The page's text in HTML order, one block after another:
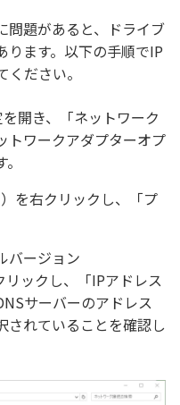
問題があると、ドライブ
ります。以下の手順でIP
ださい。
開き、「ネットワーク
ワークアダプターオプ
を右クリックし、「プ
バージョン
ックし、「IPアドレス
サーバーのアドレス
されていることを確認し